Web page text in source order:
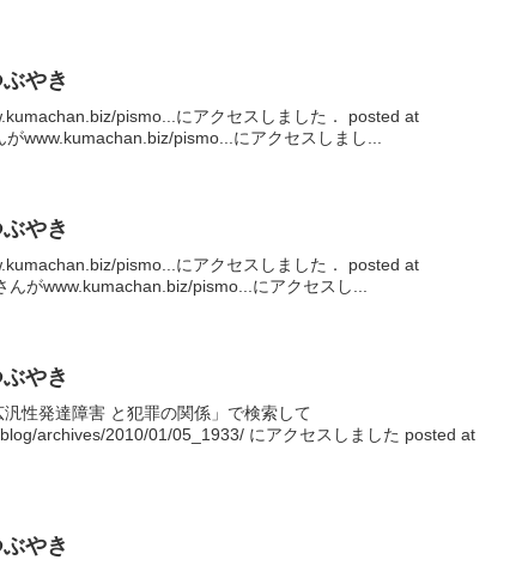
やき
pismo...にアクセスしました． posted at
www.kumachan.biz/pismo...にアクセスしまし...
やき
pismo...にアクセスしました． posted at
がwww.kumachan.biz/pismo...にアクセスし...
やき
性発達障害 と犯罪の関係」で検索して
archives/2010/01/05_1933/ にアクセスしました posted at
やき